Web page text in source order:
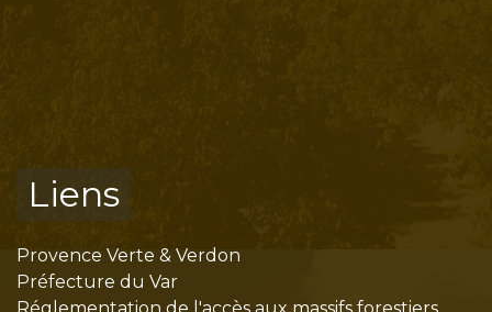
Liens
Provence Verte & Verdon
Préfecture du Var